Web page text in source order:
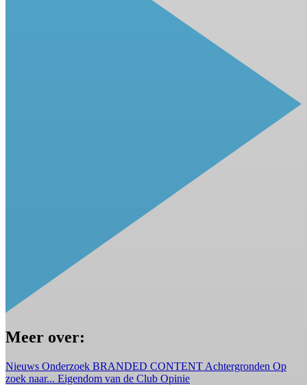
Meer over:
Nieuws Onderzoek BRANDED CONTENT Achtergronden Op
zoek naar... Eigendom van de Club Opinie